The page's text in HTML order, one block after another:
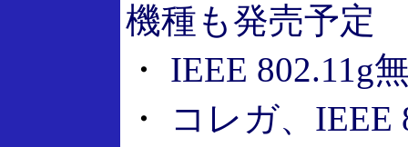
機種も発売予定
・ IEEE 802.11g
・
コレガ、